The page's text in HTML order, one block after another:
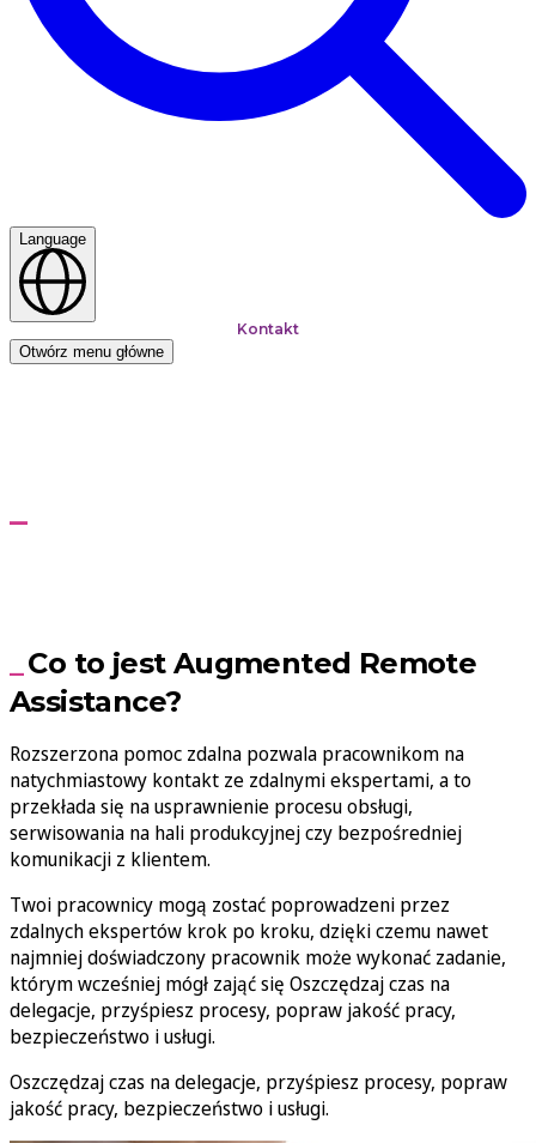
Language
Kontakt
Otwórz menu główne
Co to jest Augmented Remote
Assistance?
Rozszerzona pomoc zdalna pozwala pracownikom na
natychmiastowy kontakt ze zdalnymi ekspertami, a to
przekłada się na usprawnienie procesu obsługi,
serwisowania na hali produkcyjnej czy bezpośredniej
komunikacji z klientem.
Twoi pracownicy mogą zostać poprowadzeni przez
zdalnych ekspertów krok po kroku, dzięki czemu nawet
najmniej doświadczony pracownik może wykonać zadanie,
którym wcześniej mógł zająć się Oszczędzaj czas na
delegacje, przyśpiesz procesy, popraw jakość pracy,
bezpieczeństwo i usługi.
Oszczędzaj czas na delegacje, przyśpiesz procesy, popraw
jakość pracy, bezpieczeństwo i usługi.